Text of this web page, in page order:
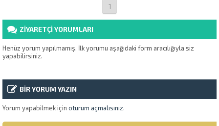
1
ZİYARETÇİ YORUMLARI
Henüz yorum yapılmamış. İlk yorumu aşağıdaki form aracılığıyla siz
yapabilirsiniz.
BİR YORUM YAZIN
Yorum yapabilmek için oturum açmalısınız.